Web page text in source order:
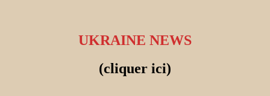
UKRAINE NEWS
(cliquer ici)